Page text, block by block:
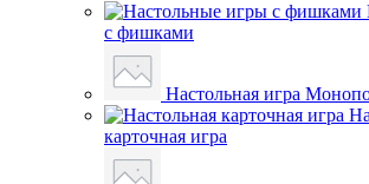
с фишками
Настольная игра
карточная игра